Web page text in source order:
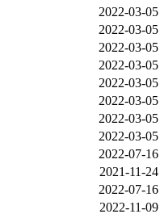
2022-03-
2022-03-
2022-03-
2022-03-
2022-03-
2022-03-
2022-03-
2022-03-
2022-07-
2021-11-
2022-07-
2022-11-